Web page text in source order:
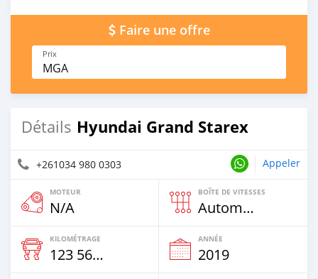
Faire une offre
Prix
MGA
Détails Hyundai Grand Starex
+261034 980 0303 Appeler
MOTEUR
N/A
BOÎTE DE VITESSES
Automatique
KILOMÉTRAGE
123 569 Km
ANNÉE
2019